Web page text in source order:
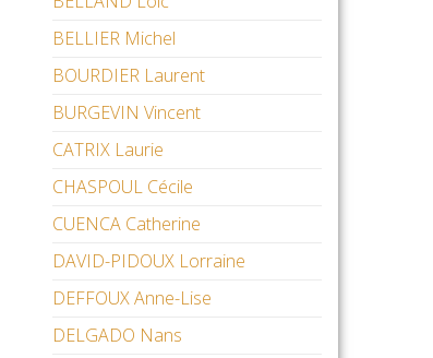
BELLIER Michel
BOURDIER Laurent
BURGEVIN Vincent
CATRIX Laurie
CHASPOUL Cécile
CUENCA Catherine
DAVID-PIDOUX Lorraine
DEFFOUX Anne-Lise
DELGADO Nans